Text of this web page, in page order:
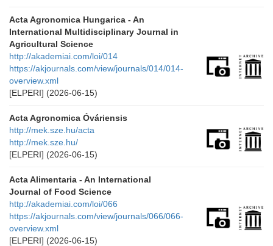
Acta Agronomica Hungarica - An
International Multidisciplinary Journal in
Agricultural Science
http://akademiai.com/loi/014
https://akjournals.com/view/journals/014/014-
overview.xml
[ELPERI] (2026-06-15)
Acta Agronomica Óváriensis
http://mek.sze.hu/acta
http://mek.sze.hu/
[ELPERI] (2026-06-15)
Acta Alimentaria - An International
Journal of Food Science
http://akademiai.com/loi/066
https://akjournals.com/view/journals/066/066-
overview.xml
[ELPERI] (2026-06-15)